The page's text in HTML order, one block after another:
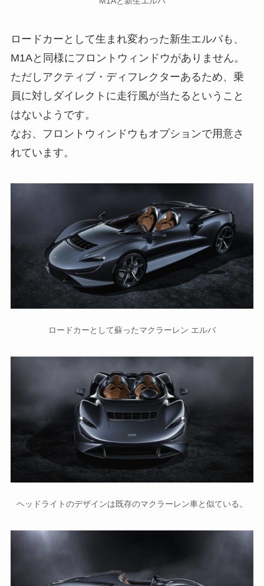
ロードカーとして生まれ変わった新生エルバも、
M1Aと同様にフロントウィンドウがありません。
ただしアクティブ・ディフレクターあるため、乗
員に対しダイレクトに走行風が当たるということ
はないようです。
なお、フロントウィンドウもオプションで用意さ
れています。
ロードカーとして蘇ったマクラーレン エルバ
ヘッドライトのデザインは既存のマクラーレン車と似ている。